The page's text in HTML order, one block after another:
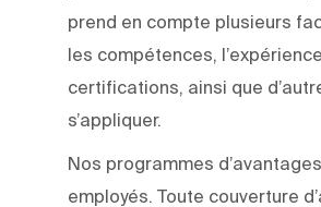
prend en compte plusieurs
les compétences,
certifications, ainsi que
s’appliquer.
Nos programmes
employés. Toute couverture